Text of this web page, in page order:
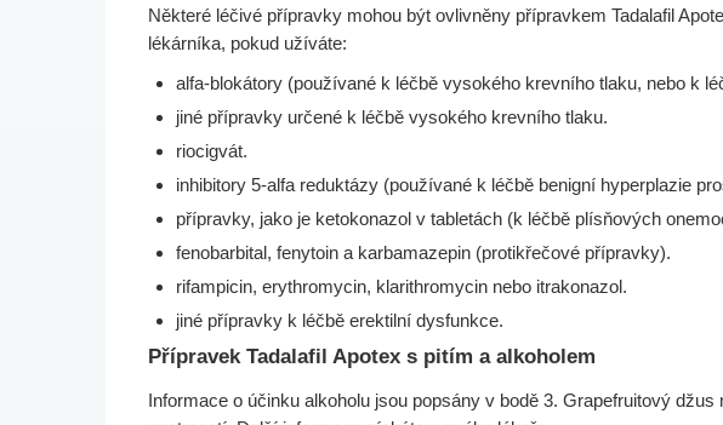
Některé léčivé přípravky mohou být ovlivněny přípravkem Tadalafil
lékárníka, pokud užíváte:
alfa-blokátory (používané k léčbě vysokého krevního tlaku, nebo k
jiné přípravky určené k léčbě vysokého krevního tlaku.
riocigvát.
inhibitory 5-alfa reduktázy (používané k léčbě benigní hyperplazie
přípravky, jako je ketokonazol v tabletách (k léčbě plísňových
fenobarbital, fenytoin a karbamazepin (protikřečové přípravky).
rifampicin, erythromycin, klarithromycin nebo itrakonazol.
jiné přípravky k léčbě erektilní dysfunkce.
Přípravek Tadalafil Apotex s pitím a alkoholem
Informace o účinku alkoholu jsou popsány v bodě 3. Grapefruitový